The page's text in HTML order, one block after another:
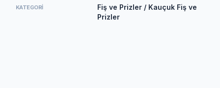
KATEGORI
Fiş ve Prizler / Kauçuk Fiş ve
Prizler